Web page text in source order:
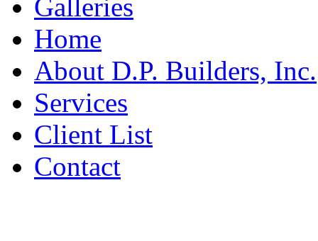
Galleries
Home
About D.P. Builders, Inc.
Services
Client List
Contact